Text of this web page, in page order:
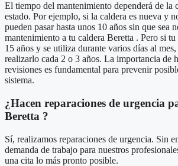
El tiempo del mantenimiento dependerá de la
estado. Por ejemplo, si la caldera es nueva y
pueden pasar hasta unos 10 años sin que sea
mantenimiento a tu caldera Beretta . Pero si tu
15 años y se utiliza durante varios días al
realizarlo cada 2 o 3 años. La importancia de
revisiones es fundamental para prevenir
sistema.
¿Hacen reparaciones de urgencia
Beretta ?
Sí, realizamos reparaciones de urgencia. Sin
demanda de trabajo para nuestros
una cita lo más pronto posible.